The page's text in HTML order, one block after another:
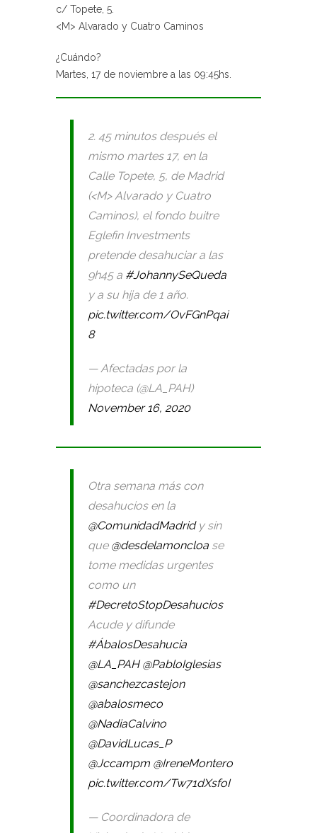
c/ Topete, 5.
<M> Alvarado y Cuatro Caminos
¿Cuándo?
Martes, 17 de noviembre a las 09:45hs.
2. 45 minutos después el
mismo martes 17, en la
Calle Topete, 5, de Madrid
(<M> Alvarado y Cuatro
Caminos), el fondo buitre
Eglefin Investments
pretende desahuciar a las
9h45 a #JohannySeQueda
y a su hija de 1 año.
pic.twitter.com/OvFGnPqai
8
— Afectadas por la
hipoteca (@LA_PAH)
November 16, 2020
Otra semana más con
desahucios en la
@ComunidadMadridy sin
que @desdelamoncloa se
tome medidas urgentes
como un
#DecretoStopDesahucios
Acude y difunde
#ÁbalosDesahucia
@LA_PAH @PabloIglesias
@sanchezcastejon
@abalosmeco
@NadiaCalvino
@DavidLucas_P
@Jccampm @IreneMontero
pic.twitter.com/Tw71dXsfoI
— Coordinadora de